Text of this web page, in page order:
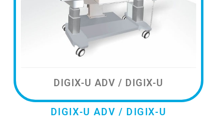
DIGIX-U ADV / DIGIX-U
DIGIX-U ADV / DIGIX-U